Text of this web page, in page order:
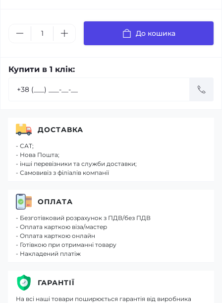
До кошика
Купити в 1 клік:
ДОСТАВКА
- САТ;
- Нова Пошта;
- інші перевізники та служби доставки;
- Самовивіз з філіалів компанії
ОПЛАТА
- Безготівковий розрахунок з ПДВ/без ПДВ
- Оплата карткою віза/мастер
- Оплата карткою онлайн
- Готівкою при отриманні товару
- Накладений платіж
ГАРАНТІЇ
На всі наші товари поширюється гарантія від виробника